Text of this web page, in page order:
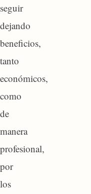
seguir
dejando
beneficios,
tanto
económicos,
como
de
manera
profesional,
por
los